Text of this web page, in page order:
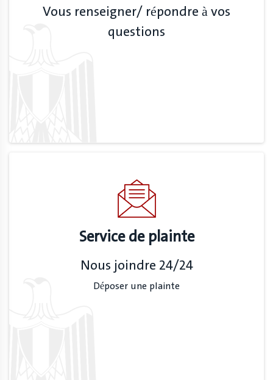
Vous renseigner/ répondre à vos
questions
Service de plainte
Nous joindre 24/24
Déposer une plainte